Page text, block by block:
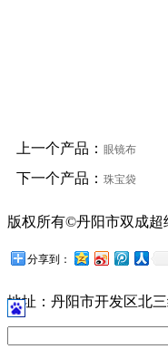
上一个产品： 眼镜布
下一个产品： 珠宝袋
版权所有©丹阳市双成超
分享到：
地址：丹阳市开发区北三